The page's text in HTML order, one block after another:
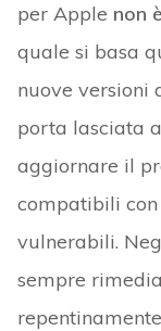
per Apple non
quale si basa
nuove versioni
porta lasciata
aggiornare il
compatibili con
vulnerabili.
sempre